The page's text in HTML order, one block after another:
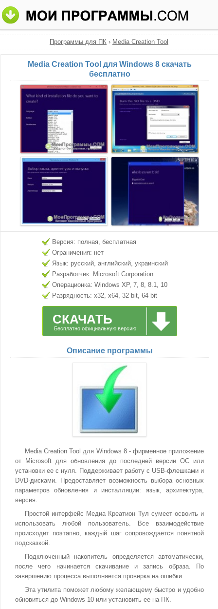
Программы для ПК › Media Creation Tool
Media Creation Tool для Windows 8 скачать
бесплатно
Версия: полная, бесплатная
Ограничения: нет
Язык: русский, английский, украинский
Разработчик: Microsoft Corporation
Операционка: Windows XP, 7, 8, 8.1, 10
Разрядность: x32, x64, 32 bit, 64 bit
СКАЧАТЬ
Бесплатно официальную версию
Описание программы
Media Creation Tool для Windows 8 - фирменное приложение
от Microsoft для обновления до последней версии ОС или
установки ее с нуля. Поддерживает работу с USB-флешками и
DVD-дисками. Предоставляет возможность выбора основных
параметров обновления и инсталляции: язык, архитектура,
версия.
Простой интерфейс Медиа Креатион Тул сумеет освоить и
использовать любой пользователь. Все взаимодействие
происходит поэтапно, каждый шаг сопровождается понятной
подсказкой.
Подключенный накопитель определяется автоматически,
после чего начинается скачивание и запись образа. По
завершению процесса выполняется проверка на ошибки.
Эта утилита поможет любому желающему быстро и удобно
обновиться до Windows 10 или установить ее на ПК.